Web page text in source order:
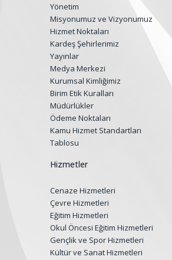
Yönetim
Misyonumuz ve Vizyonumuz
Hizmet Noktaları
Kardeş Şehirlerimiz
Yayınlar
Medya Merkezi
Kurumsal Kimliğimiz
Birim Etik Kuralları
Müdürlükler
Ödeme Noktaları
Kamu Hizmet Standartları
Tablosu
Hizmetler
Cenaze Hizmetleri
Çevre Hizmetleri
Eğitim Hizmetleri
Okul Öncesi Eğitim Hizmetleri
Gençlik ve Spor Hizmetleri
Kültür ve Sanat Hizmetleri